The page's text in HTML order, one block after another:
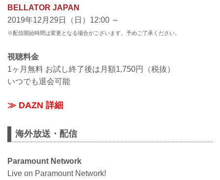
BELLATOR JAPAN
2019年12月29日（日）12:00 ～
※配信開始時間は変更となる場合がございます。予めご了承ください。
視聴料金
1ヶ月無料 お試し終了後は月額1,750円（税抜）
いつでも退会可能
≫ DAZN 詳細
海外放送・配信
Paramount Network
Live on Paramount Network!